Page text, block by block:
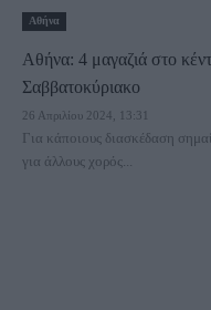
Αθήνα
Αθήνα: 4 μαγαζιά στο
Σαββατοκύριακο
26 Απριλίου 2024, 13:31
Για κάποιους διασκέδαση
για άλλους χορός...